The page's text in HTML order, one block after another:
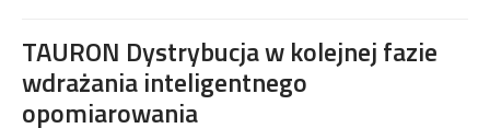
TAURON Dystrybucja w kolejnej fazie
wdrażania inteligentnego
opomiarowania